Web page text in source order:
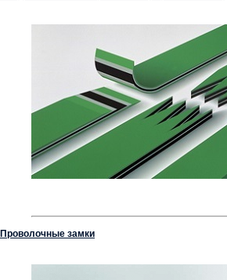
Проволочные замки